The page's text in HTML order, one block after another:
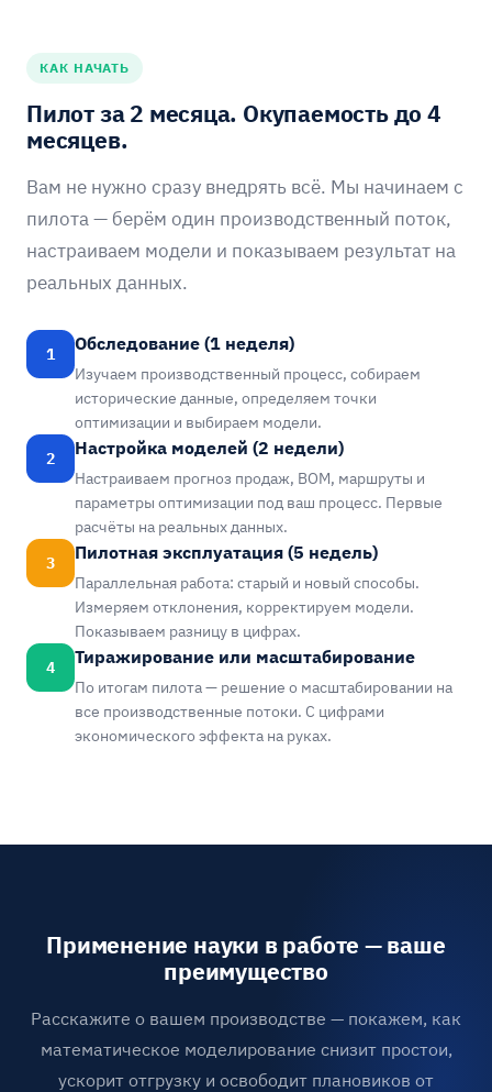
КАК НАЧАТЬ
Пилот за 2 месяца. Окупаемость до 4
месяцев.
Вам не нужно сразу внедрять всё. Мы начинаем с
пилота — берём один производственный поток,
настраиваем модели и показываем результат на
реальных данных.
1 Обследование (1 неделя)
Изучаем производственный процесс, собираем
исторические данные, определяем точки
оптимизации и выбираем модели.
2
Настройка моделей (2 недели)
Настраиваем прогноз продаж, BOM, маршруты и
параметры оптимизации под ваш процесс. Первые
расчёты на реальных данных.
3
Пилотная эксплуатация (5 недель)
Параллельная работа: старый и новый способы.
Измеряем отклонения, корректируем модели.
Показываем разницу в цифрах.
4
Тиражирование или масштабирование
По итогам пилота — решение о масштабировании на
все производственные потоки. С цифрами
экономического эффекта на руках.
Применение науки в работе — ваше
преимущество
Расскажите о вашем производстве — покажем, как
математическое моделирование снизит простои,
ускорит отгрузку и освободит плановиков от